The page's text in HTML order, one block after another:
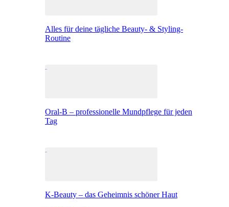
Alles für deine tägliche Beauty- & Styling-
Routine
Oral-B – professionelle Mundpflege für jeden
Tag
K-Beauty – das Geheimnis schöner Haut